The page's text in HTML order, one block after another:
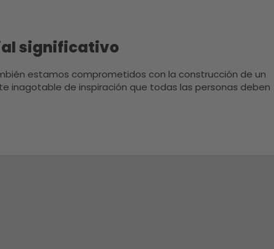
significativo
estamos comprometidos con la construcción de un
inagotable de inspiración que todas las personas deben